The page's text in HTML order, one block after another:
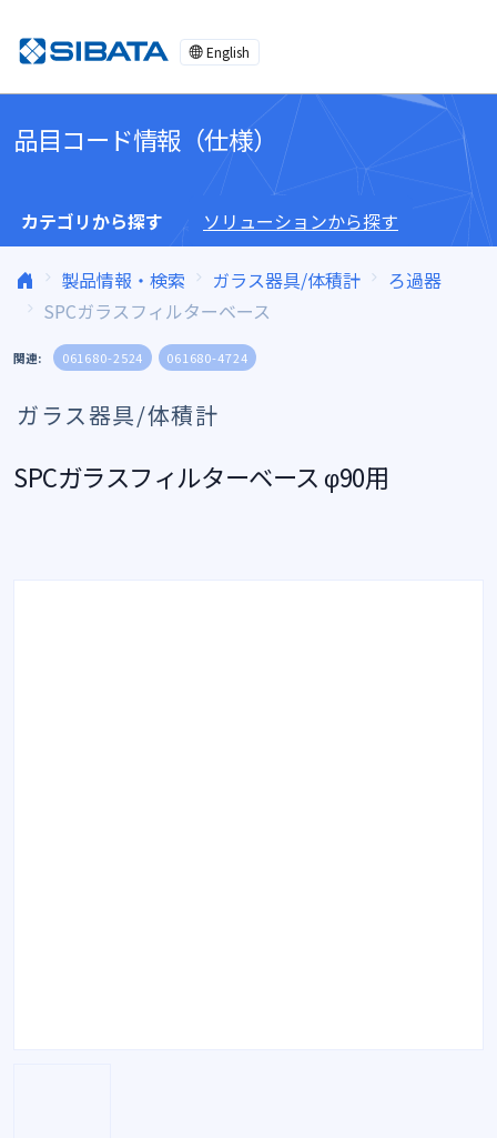
English
品目コード情報（仕様）
カテゴリから探す ソリューションから探す
製品情報・検索 ガラス器具/体積計
ろ過器
SPCガラスフィルターベース
関連: 061680-2524 061680-4724
ガラス器具/体積計
SPCガラスフィルターベース φ90用